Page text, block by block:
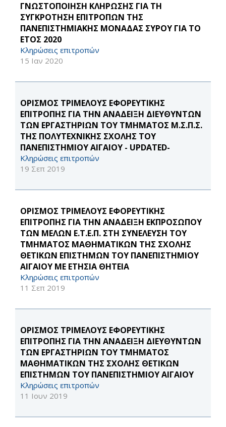
ΓΝΩΣΤΟΠΟΙΗΣΗ ΚΛΗΡΩΣΗΣ ΓΙΑ ΤΗ
ΣΥΓΚΡΟΤΗΣΗ ΕΠΙΤΡΟΠΩΝ ΤΗΣ
ΠΑΝΕΠΙΣΤΗΜΙΑΚΗΣ ΜΟΝΑΔΑΣ ΣΥΡΟΥ ΓΙΑ ΤΟ
ΕΤΟΣ 2020
Κληρώσεις επιτροπών
15 Ιαν 2020
ΟΡΙΣΜΟΣ ΤΡΙΜΕΛΟΥΣ ΕΦΟΡΕΥΤΙΚΗΣ
ΕΠΙΤΡΟΠΗΣ ΓΙΑ ΤΗΝ ΑΝΑΔΕΙΞΗ ΔΙΕΥΘΥΝΤΩΝ
ΤΩΝ ΕΡΓΑΣΤΗΡΙΩΝ ΤΟΥ ΤΜΗΜΑΤΟΣ Μ.Σ.Π.Σ.
ΤΗΣ ΠΟΛΥΤΕΧΝΙΚΗΣ ΣΧΟΛΗΣ ΤΟΥ
ΠΑΝΕΠΙΣΤΗΜΙΟΥ ΑΙΓΑΙΟΥ - UPDATED-
Κληρώσεις επιτροπών
19 Σεπ 2019
ΟΡΙΣΜΟΣ ΤΡΙΜΕΛΟΥΣ ΕΦΟΡΕΥΤΙΚΗΣ
ΕΠΙΤΡΟΠΗΣ ΓΙΑ ΤΗΝ ΑΝΑΔΕΙΞΗ ΕΚΠΡΟΣΩΠΟΥ
ΤΩΝ ΜΕΛΩΝ Ε.Τ.Ε.Π. ΣΤΗ ΣΥΝΕΛΕΥΣΗ ΤΟΥ
ΤΜΗΜΑΤΟΣ ΜΑΘΗΜΑΤΙΚΩΝ ΤΗΣ ΣΧΟΛΗΣ
ΘΕΤΙΚΩΝ ΕΠΙΣΤΗΜΩΝ ΤΟΥ ΠΑΝΕΠΙΣΤΗΜΙΟΥ
ΑΙΓΑΙΟΥ ΜΕ ΕΤΗΣΙΑ ΘΗΤΕΙΑ
Κληρώσεις επιτροπών
11 Σεπ 2019
ΟΡΙΣΜΟΣ ΤΡΙΜΕΛΟΥΣ ΕΦΟΡΕΥΤΙΚΗΣ
ΕΠΙΤΡΟΠΗΣ ΓΙΑ ΤΗΝ ΑΝΑΔΕΙΞΗ ΔΙΕΥΘΥΝΤΩΝ
ΤΩΝ ΕΡΓΑΣΤΗΡΙΩΝ ΤΟΥ ΤΜΗΜΑΤΟΣ
ΜΑΘΗΜΑΤΙΚΩΝ ΤΗΣ ΣΧΟΛΗΣ ΘΕΤΙΚΩΝ
ΕΠΙΣΤΗΜΩΝ ΤΟΥ ΠΑΝΕΠΙΣΤΗΜΙΟΥ ΑΙΓΑΙΟΥ
Κληρώσεις επιτροπών
11 Ιουν 2019